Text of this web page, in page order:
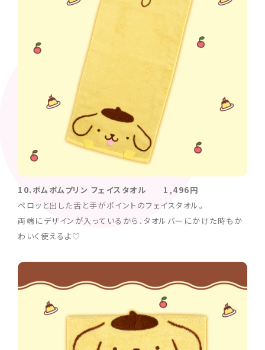
10.ポムポムプリン フェイスタオル 1,496円
ペロッと出した舌と手がポイントのフェイスタオル。
両端にデザインが入っているから、タオルバーにかけた時もか
わいく使えるよ♡